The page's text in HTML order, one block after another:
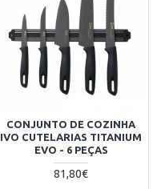
CONJUNTO DE COZINHA
IVO CUTELARIAS TITANIUM
EVO - 6 PEÇAS
81,80€